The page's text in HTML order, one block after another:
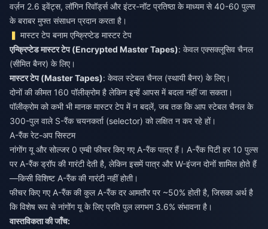
वर्ज़न 2.6 इवेंट्स, लॉगिन रिवॉर्ड्स और इंटर-नॉट प्रतिष्ठा के माध्यम से 40-60 पुल्स
के बराबर मुफ्त संसाधन प्रदान करता है।
मास्टर टेप बनाम एन्क्रिप्टेड मास्टर टेप
एन्क्रिप्टेड मास्टर टेप (Encrypted Master Tapes): केवल एक्सक्लूसिव चैनल
(सीमित बैनर) के लिए।
मास्टर टेप (Master Tapes): केवल स्टेबल चैनल (स्थायी बैनर) के लिए।
दोनों की कीमत 160 पॉलीक्रोम है लेकिन इन्हें आपस में बदला नहीं जा सकता।
पॉलीक्रोम को कभी भी मानक मास्टर टेप में न बदलें, जब तक कि आप स्टेबल चैनल के
300-पुल वाले S-रैंक चयनकर्ता (selector) को लक्षित न कर रहे हों।
A-रैंक रेट-अप सिस्टम
नांगोंग यू और सोल्जर 0 एम्बी फीचर किए गए A-रैंक पात्र हैं। A-रैंक पिटी हर 10 पुल्स
पर A-रैंक ड्रॉप की गारंटी देती है, लेकिन इसमें पात्र और W-इंजन दोनों शामिल होते हैं
—किसी विशिष्ट A-रैंक की गारंटी नहीं होती।
फीचर किए गए A-रैंक की कुल A-रैंक दर आमतौर पर ~50% होती है, जिसका अर्थ है
कि विशेष रूप से नांगोंग यू के लिए प्रति पुल लगभग 3.6% संभावना है।
वास्तविकता की जाँच: